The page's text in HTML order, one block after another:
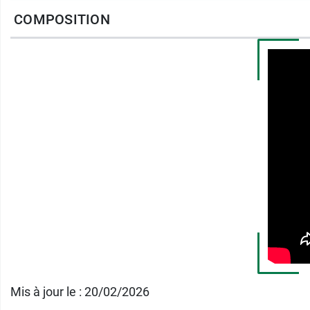
Mettre 1 sachet dans une tasse et y verser
Laisser infuser pendant 3 minutes et
Certifiée ES-ECO-020-CV Agriculture
Certifiée AB - Agriculture Biologique
Sans conservateurs ni additifs
COMPOSITION
Mis à jour le : 20/02/2026